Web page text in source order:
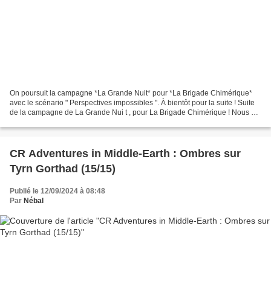
On poursuit la campagne *La Grande Nuit* pour *La Brigade Chimérique*
avec le scénario " Perspectives impossibles ". À bientôt pour la suite ! Suite
de la campagne de La Grande Nui t , pour La Brigade Chimérique ! Nous en
CR Adventures in Middle-Earth : Ombres sur
Tyrn Gorthad (15/15)
Publié le 12/09/2024 à 08:48
Par Nébal